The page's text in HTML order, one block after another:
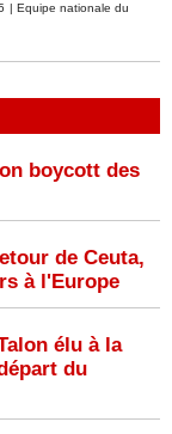
| Equipe nationale du
boycott des
de Ceuta,
à l'Europe
élu à la
du